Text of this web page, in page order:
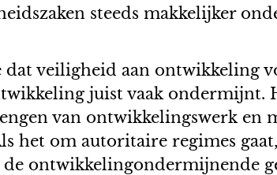
steeds makkelijker
veiligheid aan ontwikkeling
juist vaak ondermijnt.
van ontwikkelingswerk
om autoritaire regimes
ontwikkelingondermijnende